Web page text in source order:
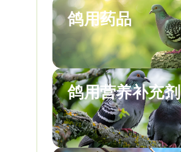
鸽用药品
鸽用营养补充剂